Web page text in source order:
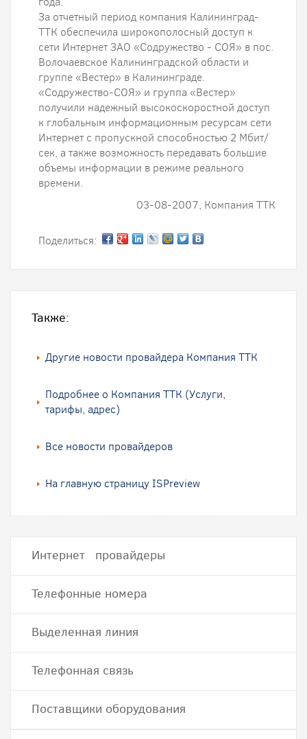
За отчетный период компания Калининград-
ТТК обеспечила широкополосный доступ к
сети Интернет ЗАО «Содружество - СОЯ» в пос.
Волочаевское Калининградской области и
группе «Вестер» в Калининграде.
«Содружество-СОЯ» и группа «Вестер»
получили надежный высокоскоростной доступ
к глобальным информационным ресурсам сети
Интернет с пропускной способностью 2 Мбит/
сек, а также возможность передавать большие
объемы информации в режиме реального
времени.
03-08-2007, Компания ТТК
Поделиться:
Также:
Другие новости провайдера Компания ТТК
Подробнее о Компания ТТК (Услуги,
тарифы, адрес)
Все новости провайдеров
На главную страницу ISPreview
Интернет провайдеры
Телефонные номера
Выделенная линия
Телефонная связь
Поставщики оборудования